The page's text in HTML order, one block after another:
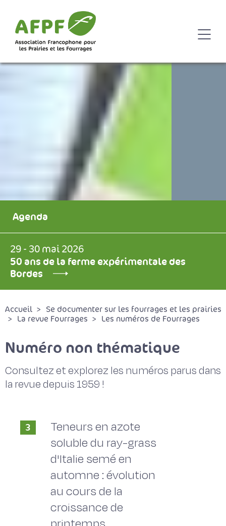
Agenda
29 - 30 mai 2026
50 ans de la ferme expérimentale des
Bordes
Accueil
Se documenter sur les fourrages et les prairies
La revue Fourrages
Les numéros de Fourrages
Numéro non thématique
Consultez et explorez les numéros parus dans
la revue depuis 1959 !
3
Teneurs en azote
soluble du ray-grass
d'Italie semé en
automne : évolution
au cours de la
croissance de